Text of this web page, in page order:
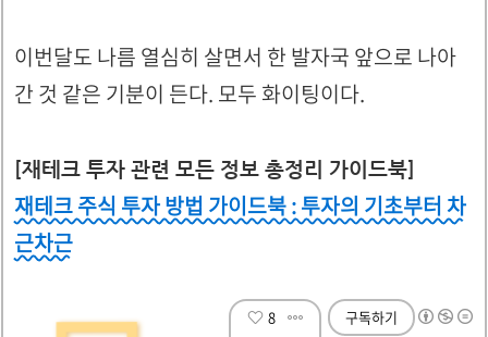
이번달도 나름 열심히 살면서 한 발자국 앞으로 나아
간 것 같은 기분이 든다. 모두 화이팅이다.
[재테크 투자 관련 모든 정보 총정리 가이드북]
재테크 주식 투자 방법 가이드북 : 투자의 기초부터 차
근차근
8 구독하기